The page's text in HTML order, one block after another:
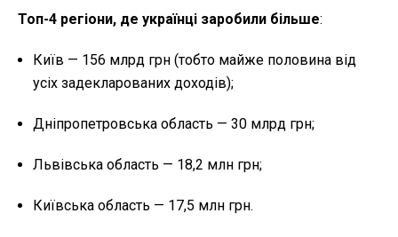
Топ-4 регіони, де українці заробили більше:
Київ — 156 млрд грн (тобто майже половина від
усіх задекларованих доходів);
Дніпропетровська область — 30 млрд грн;
Львівська область — 18,2 млн грн;
Київська область — 17,5 млн грн.